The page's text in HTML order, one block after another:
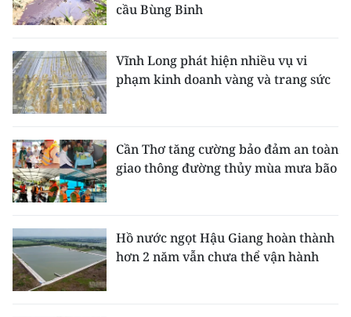
cầu Bùng Binh
Vĩnh Long phát hiện nhiều vụ vi
phạm kinh doanh vàng và trang sức
Cần Thơ tăng cường bảo đảm an toàn
giao thông đường thủy mùa mưa bão
Hồ nước ngọt Hậu Giang hoàn thành
hơn 2 năm vẫn chưa thể vận hành